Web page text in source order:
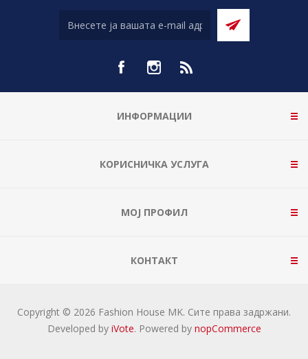
ИНФОРМАЦИИ
КОРИСНИЧКА УСЛУГА
МОЈ ПРОФИЛ
КОНТАКТ
Copyright © 2026 Fashion House MK. Сите права задржани.
Developed by iVote. Powered by nopCommerce